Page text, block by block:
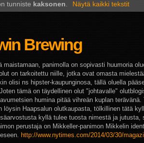
tunniste kaksonen. Näytä kaikki tekstit
Brewing
maistamaan, panimolla on sopivasti huumoria
on tarkoitettu niille, jotka ovat omasta
olisi ns hipster-kaupunginosa, tällä oluella
tämä on täydellinen olut "johtavalle"
humina pitää vihreän kuplan terävänä.
löysin Haapsalun olutkaupasta, tölkillinen tätä
kyllä tulee tuosta nimestä ja jutusta,
perustaja on Mikkeller-panimon Mikkelin
http://www.nytimes.com/2014/03/30/